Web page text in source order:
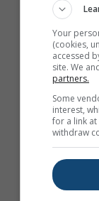
Your
(cookies,
accessed
site. We
partners.
Some
interest,
for a link
withdraw